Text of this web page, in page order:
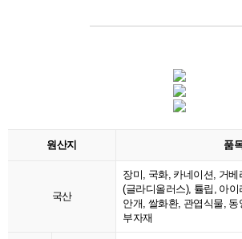
원산지 품
국산
장미, 국화, 카네이션, 거베
(글라디올러스), 튤립, 아
안개, 쌀화환, 관엽식물,
부자재